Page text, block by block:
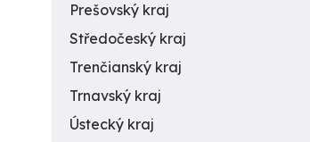
Prešovský kraj
Středočeský kraj
Trenčianský kraj
Trnavský kraj
Ústecký kraj